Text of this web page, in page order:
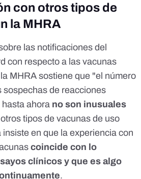
con otros tipos de
la MHRA
las notificaciones del
con respecto a las vacunas
MHRA sostiene que "el número
sospechas de reacciones
ahora no son inusuales
tipos de vacunas de uso
en que la experiencia con
coincide con lo
clínicos y que es algo
.